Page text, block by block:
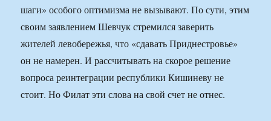
шаги» особого оптимизма не вызывают. По сути, этим
своим заявлением Шевчук стремился заверить
жителей левобережья, что «сдавать Приднестровье»
он не намерен. И рассчитывать на скорое решение
вопроса реинтеграции республики Кишиневу не
стоит. Но Филат эти слова на свой счет не отнес.